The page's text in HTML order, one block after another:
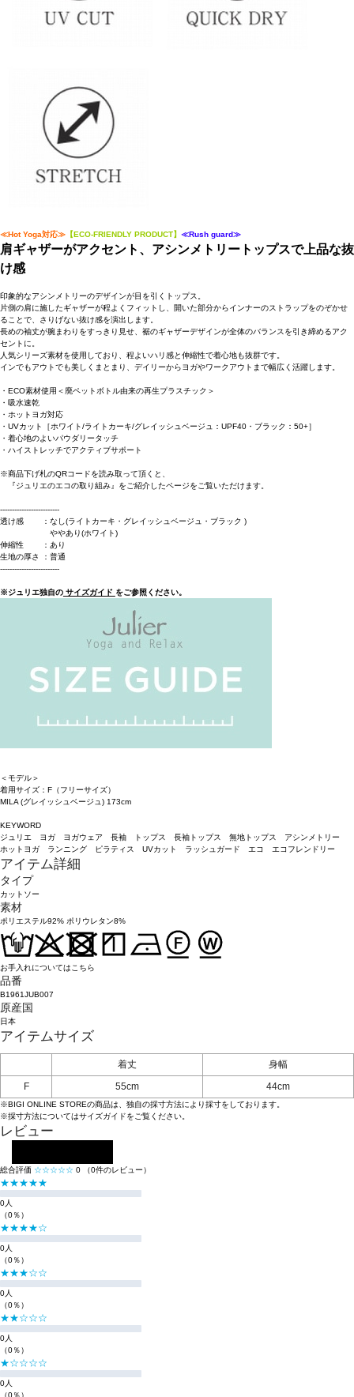
≪Hot Yoga対応≫【ECO-FRIENDLY PRODUCT】 ≪Rush guard≫
肩ギャザーがアクセント、アシンメトリートップスで上品な抜
け感
印象的なアシンメトリーのデザインが目を引くトップス。
片側の肩に施したギャザーが程よくフィットし、開いた部分からインナーのストラップをのぞかせ
ることで、さりげない抜け感を演出します。
長めの袖丈が腕まわりをすっきり見せ、裾のギャザーデザインが全体のバランスを引き締めるアク
セントに。
人気シリーズ素材を使用しており、程よいハリ感と伸縮性で着心地も抜群です。
インでもアウトでも美しくまとまり、デイリーからヨガやワークアウトまで幅広く活躍します。
・ECO素材使用＜廃ペットボトル由来の再生プラスチック＞
・吸水速乾
・ホットヨガ対応
・UVカット［ホワイト/ライトカーキ/グレイッシュベージュ：UPF40・ブラック：50+］
・着心地のよいパウダリータッチ
・ハイストレッチでアクティブサポート
※商品下げ札のQRコードを読み取って頂くと、
『ジュリエのエコの取り組み』をご紹介したページをご覧いただけます。
-------------------------
透け感 ：なし(ライトカーキ・グレイッシュベージュ・ブラック )
ややあり(ホワイト)
伸縮性 ：あり
生地の厚さ ：普通
-------------------------
※ジュリエ独自のサイズガイド をご参照ください。
＜モデル＞
着用サイズ：F（フリーサイズ）
MILA (グレイッシュベージュ) 173cm
KEYWORD
ジュリエ ヨガ ヨガウェア 長袖 トップス 長袖トップス 無地トップス アシンメトリー
ホットヨガ ランニング ピラティス UVカット ラッシュガード エコ エコフレンドリー
アイテム詳細
タイプ
カットソー
素材
ポリエステル92% ポリウレタン8%
お手入れについてはこちら
品番
B1961JUB007
原産国
日本
アイテムサイズ
着丈
身幅
F
55cm 44cm
※BIGI ONLINE STOREの商品は、独自の採寸方法により採寸をしております。
※採寸方法についてはサイズガイドをご覧ください。
レビュー
総合評価 ☆☆☆☆☆ 0 （0件のレビュー）
★★★★★
0人
（0％）
★★★★☆
0人
（0％）
★★★☆☆
0人
（0％）
★★☆☆☆
0人
（0％）
★☆☆☆☆
0人
（0％）